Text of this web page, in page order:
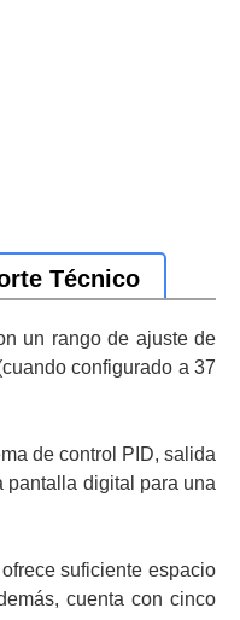
Técnico
un rango de ajuste de
configurado a 37
de control PID, salida
pantalla digital para una
suficiente espacio
cuenta con cinco